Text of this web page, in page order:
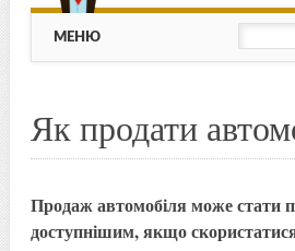
МЕНЮ
Skip to content
МЕНЮ
Як продати
Продаж автомобіля може стати
доступнішим, якщо